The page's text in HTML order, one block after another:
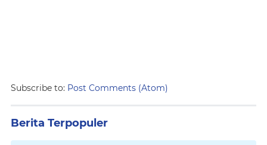
Subscribe to: Post Comments (Atom)
Berita Terpopuler